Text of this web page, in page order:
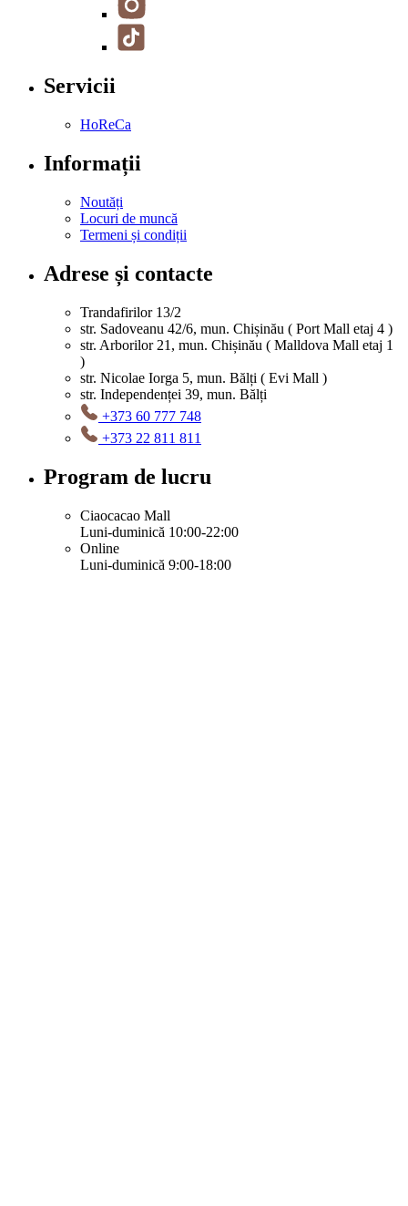
Servicii
HoReCa
Informații
Noutăți
Locuri de muncă
Termeni și condiții
Adrese și contacte
Trandafirilor 13/2
str. Sadoveanu 42/6, mun. Chișinău ( Port Mall etaj 4 )
str. Arborilor 21, mun. Chișinău ( Malldova Mall etaj 1
)
str. Nicolae Iorga 5, mun. Bălți ( Evi Mall )
str. Independenței 39, mun. Bălți
+373 60 777 748
+373 22 811 811
Program de lucru
Ciaocacao Mall
Luni-duminică 10:00-22:00
Online
Luni-duminică 9:00-18:00